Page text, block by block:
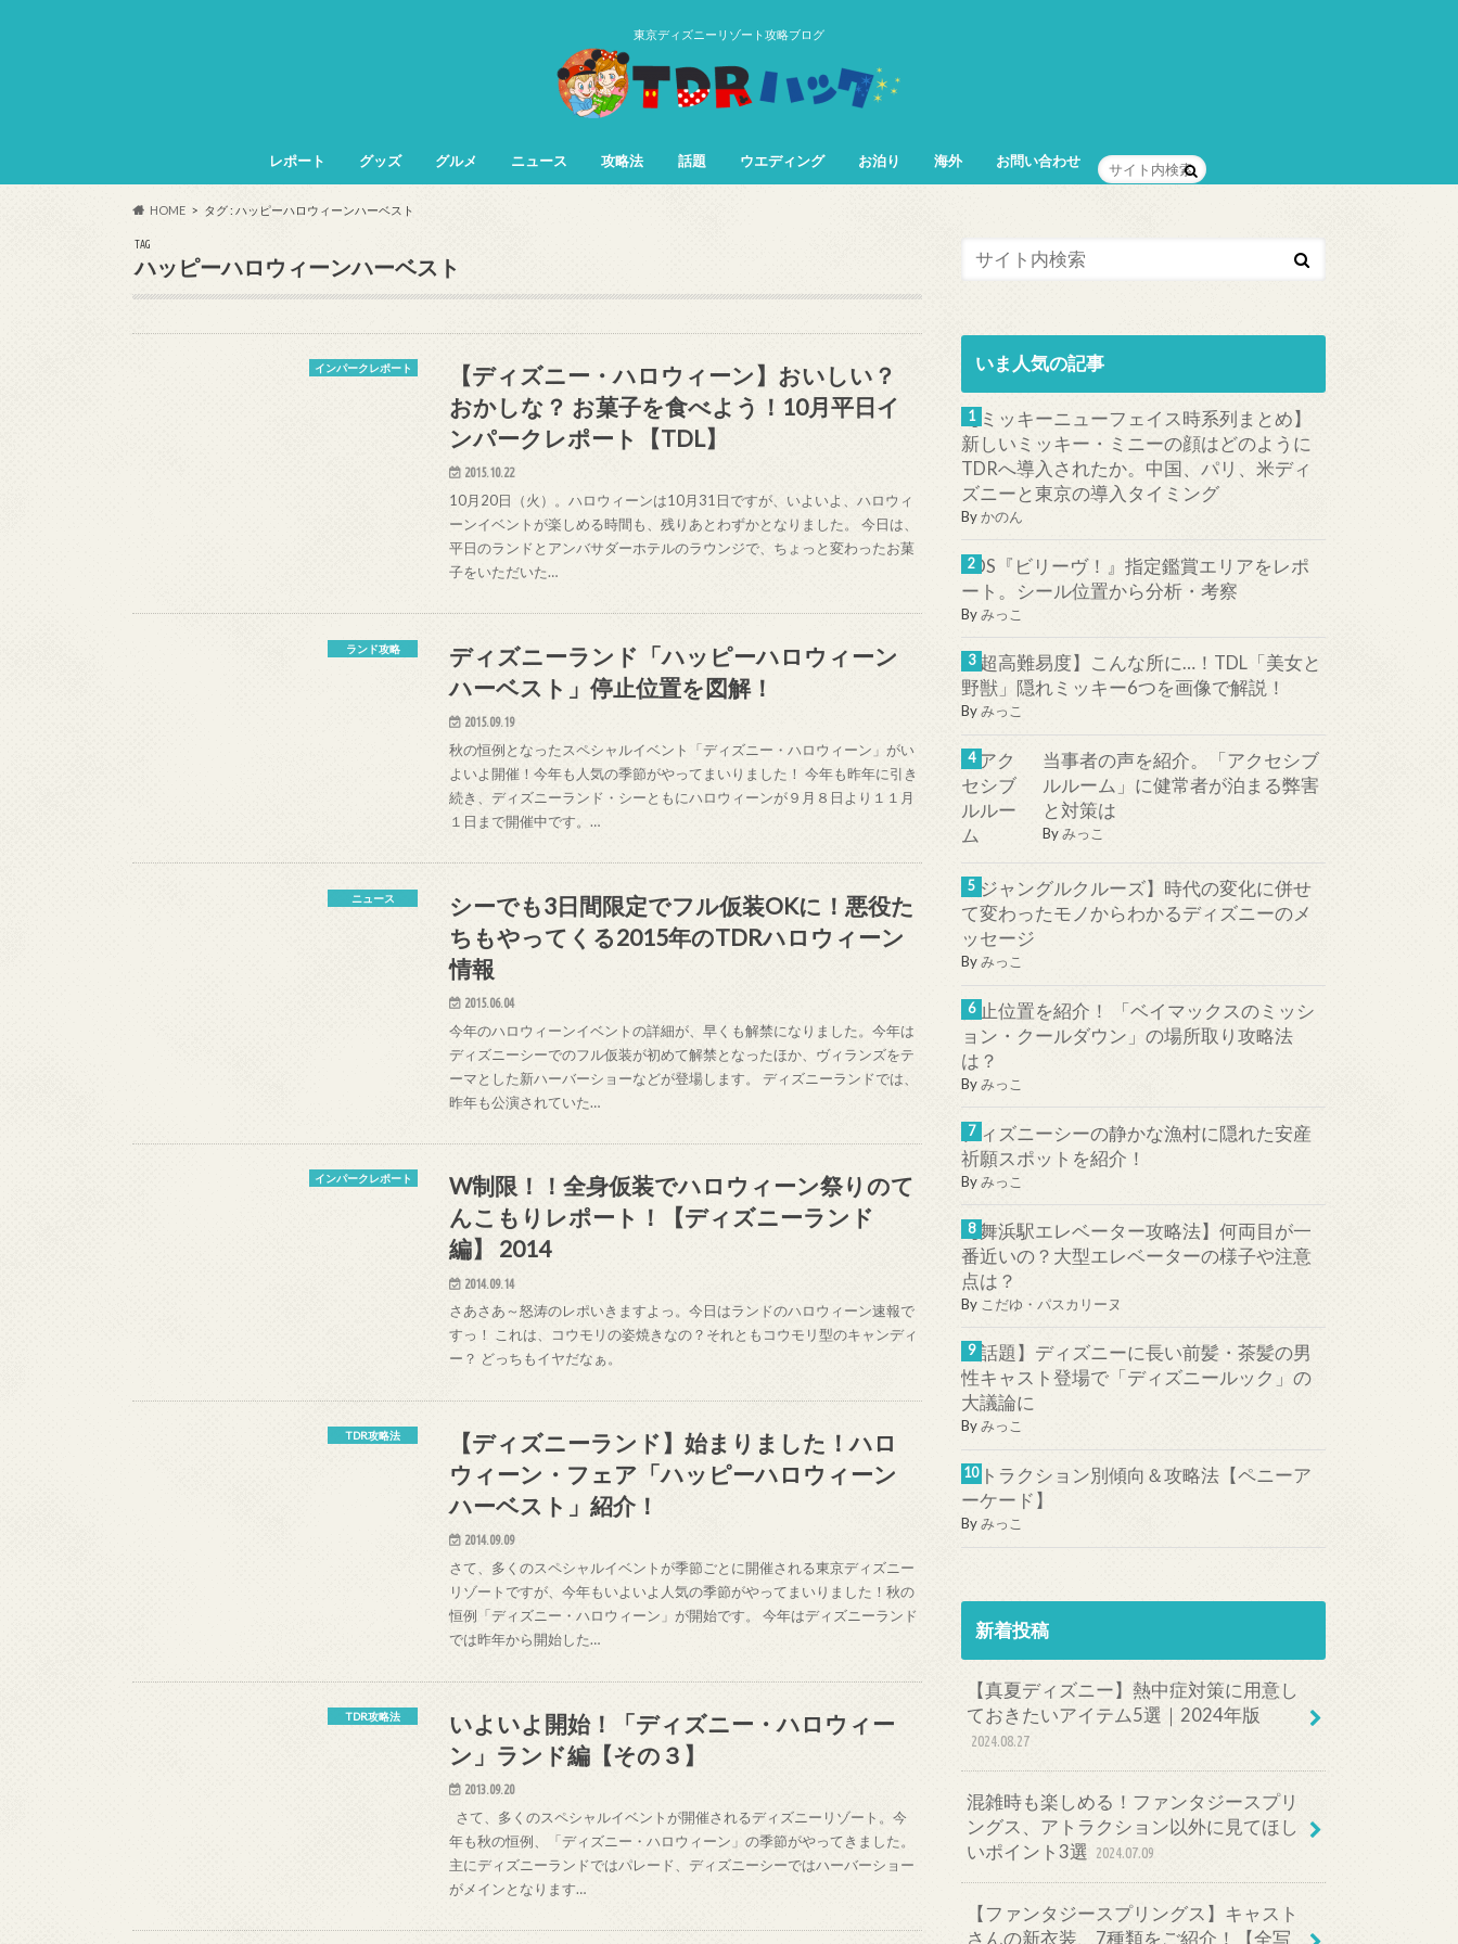
東京ディズニーリゾート攻略ブログ
レポート グッズ グルメ ニュース 攻略法 話題 ウエディング お泊り 海外 お問い合わせ
HOME タグ : ハッピーハロウィーンハーベスト
TAG
ハッピーハロウィーンハーベスト
インパークレポート
【ディズニー・ハロウィーン】おいしい？
おかしな？ お菓子を食べよう！10月平日イ
ンパークレポート【TDL】
2015.10.22
10月20日（火）。ハロウィーンは10月31日ですが、いよいよ、ハロウィ
ーンイベントが楽しめる時間も、残りあとわずかとなりました。 今日は、
平日のランドとアンバサダーホテルのラウンジで、ちょっと変わったお菓
子をいただいた…
ランド攻略
ディズニーランド「ハッピーハロウィーン
ハーベスト」停止位置を図解！
2015.09.19
秋の恒例となったスペシャルイベント「ディズニー・ハロウィーン」がい
よいよ開催！今年も人気の季節がやってまいりました！ 今年も昨年に引き
続き、ディズニーランド・シーともにハロウィーンが９月８日より１１月
１日まで開催中です。…
ニュース
シーでも3日間限定でフル仮装OKに！悪役た
ちもやってくる2015年のTDRハロウィーン
情報
2015.06.04
今年のハロウィーンイベントの詳細が、早くも解禁になりました。今年は
ディズニーシーでのフル仮装が初めて解禁となったほか、ヴィランズをテ
ーマとした新ハーバーショーなどが登場します。 ディズニーランドでは、
昨年も公演されていた…
インパークレポート
W制限！！全身仮装でハロウィーン祭りのて
んこもりレポート！【ディズニーランド
編】 2014
2014.09.14
さあさあ～怒涛のレポいきますよっ。今日はランドのハロウィーン速報で
すっ！ これは、コウモリの姿焼きなの？それともコウモリ型のキャンディ
ー？ どっちもイヤだなぁ。
TDR攻略法
【ディズニーランド】始まりました！ハロ
ウィーン・フェア「ハッピーハロウィーン
ハーベスト」紹介！
2014.09.09
さて、多くのスペシャルイベントが季節ごとに開催される東京ディズニー
リゾートですが、今年もいよいよ人気の季節がやってまいりました！秋の
恒例「ディズニー・ハロウィーン」が開始です。 今年はディズニーランド
では昨年から開始した…
TDR攻略法
いよいよ開始！「ディズニー・ハロウィー
ン」ランド編【その３】
2013.09.20
さて、多くのスペシャルイベントが開催されるディズニーリゾート。今
年も秋の恒例、「ディズニー・ハロウィーン」の季節がやってきました。
主にディズニーランドではパレード、ディズニーシーではハーバーショー
がメインとなります…
いま人気の記事
【ミッキーニューフェイス時系列まとめ】
新しいミッキー・ミニーの顔はどのように
TDRへ導入されたか。中国、パリ、米ディ
ズニーと東京の導入タイミング
Byかのん
TDS『ビリーヴ！』指定鑑賞エリアをレポ
ート。シール位置から分析・考察
Byみっこ
【超高難易度】こんな所に…！TDL「美女と
野獣」隠れミッキー6つを画像で解説！
Byみっこ
当事者の声を紹介。「アクセシブ
ルルーム」に健常者が泊まる弊害
と対策は
Byみっこ
【ジャングルクルーズ】時代の変化に併せ
て変わったモノからわかるディズニーのメ
ッセージ
Byみっこ
停止位置を紹介！ 「ベイマックスのミッシ
ョン・クールダウン」の場所取り攻略法
は？
Byみっこ
ディズニーシーの静かな漁村に隠れた安産
祈願スポットを紹介！
Byみっこ
【舞浜駅エレベーター攻略法】何両目が一
番近いの？大型エレベーターの様子や注意
点は？
By こだゆ・パスカリーヌ
【話題】ディズニーに長い前髪・茶髪の男
性キャスト登場で「ディズニールック」の
大議論に
Byみっこ
アトラクション別傾向＆攻略法【ペニーア
ーケード】
Byみっこ
新着投稿
【真夏ディズニー】熱中症対策に用意し
ておきたいアイテム5選｜2024年版
2024.08.27
混雑時も楽しめる！ファンタジースプリ
ングス、アトラクション以外に見てほし
いポイント3選 2024.07.09
【ファンタジースプリングス】キャスト
さんの新衣装、7種類をご紹介！【全写